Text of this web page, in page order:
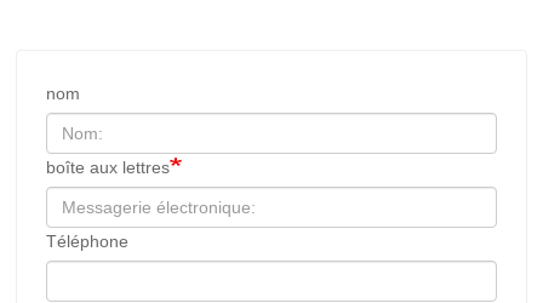
nom
boîte aux lettres
Téléphone